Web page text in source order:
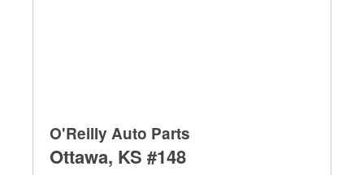
O'Reilly Auto Parts
Ottawa, KS #148